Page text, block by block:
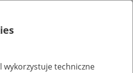
wykorzystuje techniczne